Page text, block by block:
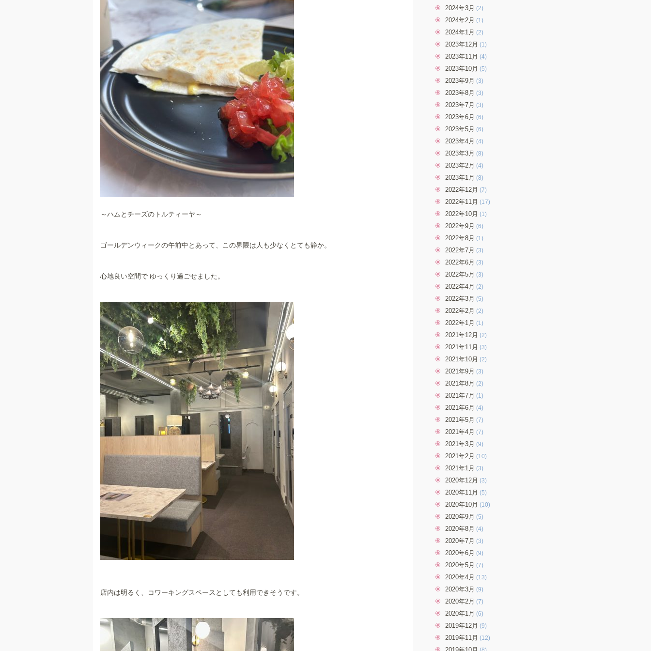
～ハムとチーズのトルティーヤ～
ゴールデンウィークの午前中とあって、この界隈は人も少なくとても静か。
心地良い空間で ゆっくり過ごせました。
店内は明るく、コワーキングスペースとしても利用できそうです。
2024年3月 (2)
2024年2月 (1)
2024年1月 (2)
2023年12月 (1)
2023年11月 (4)
2023年10月 (5)
2023年9月 (3)
2023年8月 (3)
2023年7月 (3)
2023年6月 (6)
2023年5月 (6)
2023年4月 (4)
2023年3月 (8)
2023年2月 (4)
2023年1月 (8)
2022年12月 (7)
2022年11月 (17)
2022年10月 (1)
2022年9月 (6)
2022年8月 (1)
2022年7月 (3)
2022年6月 (3)
2022年5月 (3)
2022年4月 (2)
2022年3月 (5)
2022年2月 (2)
2022年1月 (1)
2021年12月 (2)
2021年11月 (3)
2021年10月 (2)
2021年9月 (3)
2021年8月 (2)
2021年7月 (1)
2021年6月 (4)
2021年5月 (7)
2021年4月 (7)
2021年3月 (9)
2021年2月 (10)
2021年1月 (3)
2020年12月 (3)
2020年11月 (5)
2020年10月 (10)
2020年9月 (5)
2020年8月 (4)
2020年7月 (3)
2020年6月 (9)
2020年5月 (7)
2020年4月 (13)
2020年3月 (9)
2020年2月 (7)
2020年1月 (6)
2019年12月 (9)
2019年11月 (12)